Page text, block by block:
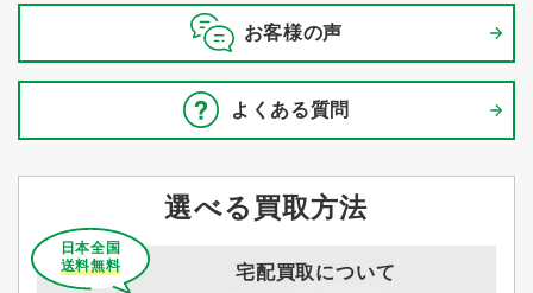
お客様の声
よくある質問
選べる買取方法
宅配買取について
日本全国
送料無料